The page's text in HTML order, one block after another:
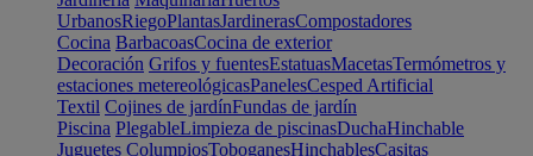
UrbanosRiegoPlantasJardinerasCompostadores
Cocina BarbacoasCocina de exterior
Decoración Grifos y fuentesEstatuasMacetasTermómetros y
estaciones metereológicasPanelesCesped Artificial
Textil Cojines de jardínFundas de jardín
Piscina PlegableLimpieza de piscinasDuchaHinchable
Juguetes ColumpiosToboganesHinchablesCasitas